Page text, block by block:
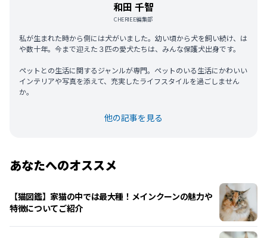
和田 千智
CHERIEE編集部
私が生まれた時から側には犬がいました。幼い頃から犬を飼い続け、は
や数十年。今まで迎えた３匹の愛犬たちは、みんな保護犬出身です。
ペットとの生活に関するジャンルが専門。ペットのいる生活にかわいい
インテリアや写真を添えて、充実したライフスタイルを過ごしません
か。
他の記事を見る
あなたへのオススメ
【猫図鑑】家猫の中では最大種！メインクーンの魅力や
特徴についてご紹介